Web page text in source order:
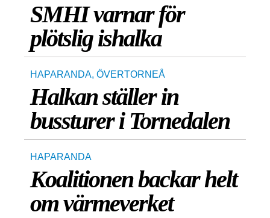
SMHI varnar för
plötslig ishalka
HAPARANDA, ÖVERTORNEÅ
Halkan ställer in
bussturer i Tornedalen
HAPARANDA
Koalitionen backar helt
om värmeverket